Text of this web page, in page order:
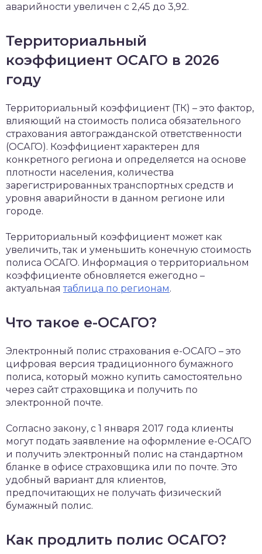
аварийности увеличен с 2,45 до 3,92.
Территориальный
коэффициент ОСАГО в 2026
году
Территориальный коэффициент (ТК) – это фактор,
влияющий на стоимость полиса обязательного
страхования автогражданской ответственности
(ОСАГО). Коэффициент характерен для
конкретного региона и определяется на основе
плотности населения, количества
зарегистрированных транспортных средств и
уровня аварийности в данном регионе или
городе.
Территориальный коэффициент может как
увеличить, так и уменьшить конечную стоимость
полиса ОСАГО. Информация о территориальном
коэффициенте обновляется ежегодно –
актуальнаятаблица по регионам.
Что такое е-ОСАГО?
Электронный полис страхования е-ОСАГО – это
цифровая версия традиционного бумажного
полиса, который можно купить самостоятельно
через сайт страховщика и получить по
электронной почте.
Согласно закону, с 1 января 2017 года клиенты
могут подать заявление на оформление е-ОСАГО
и получить электронный полис на стандартном
бланке в офисе страховщика или по почте. Это
удобный вариант для клиентов,
предпочитающих не получать физический
бумажный полис.
Как продлить полис ОСАГО?